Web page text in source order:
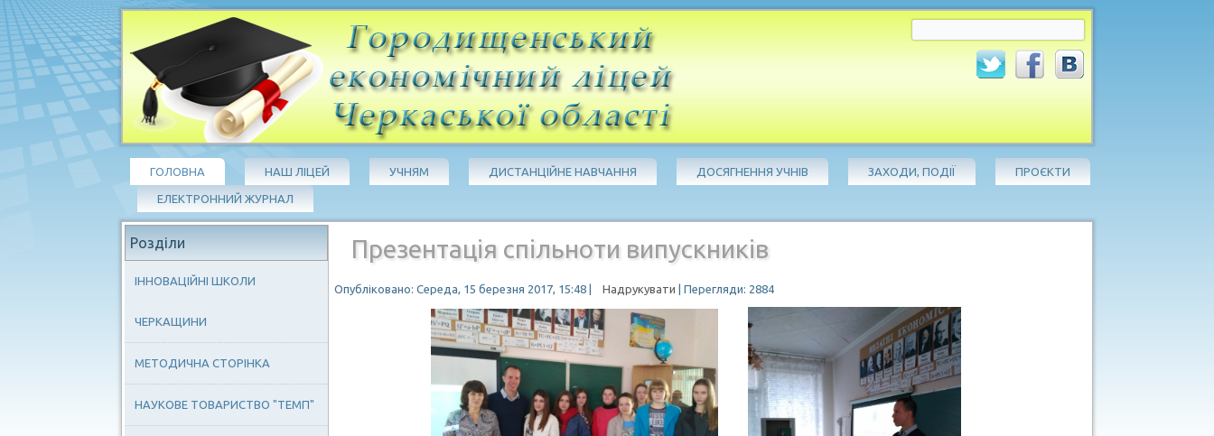
ГОЛОВНА НАШ ЛІЦЕЙ УЧНЯМ ДИСТАНЦІЙНЕ НАВЧАННЯ ДОСЯГНЕННЯ УЧНІВ ЗАХОДИ, ПОДІЇ ПРОЄКТИ
ЕЛЕКТРОННИЙ ЖУРНАЛ
Розділи
ІННОВАЦІЙНІ ШКОЛИ
ЧЕРКАЩИНИ
МЕТОДИЧНА СТОРІНКА
НАУКОВЕ ТОВАРИСТВО "ТЕМП"
Презентація спільноти випускників
Опубліковано: Середа, 15 березня 2017, 15:48 Надрукувати | Перегляди: 2884